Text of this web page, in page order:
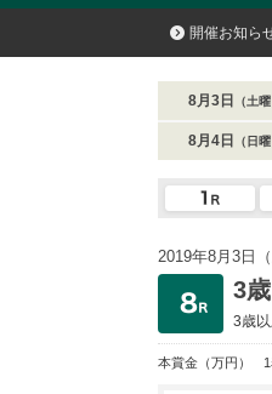
開催お知ら
8月3日 （土曜
8月4日 （日曜
2019年8月3日
3
3歳
本賞金 （万円）